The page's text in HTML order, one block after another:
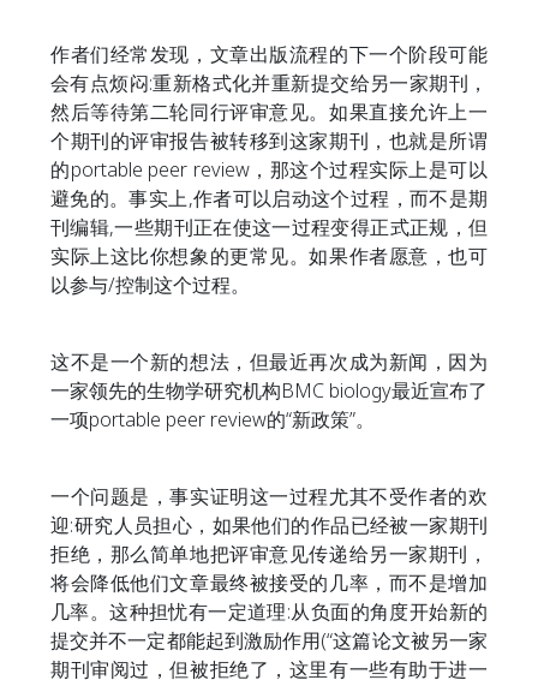
作者们经常发现，文章出版流程的下一个阶段可能
会有点烦闷:重新格式化并重新提交给另一家期刊，
然后等待第二轮同行评审意见。如果直接允许上一
个期刊的评审报告被转移到这家期刊，也就是所谓
的portable peer review，那这个过程实际上是可以
避免的。事实上,作者可以启动这个过程，而不是期
刊编辑,一些期刊正在使这一过程变得正式正规，但
实际上这比你想象的更常见。如果作者愿意，也可
以参与/控制这个过程。
这不是一个新的想法，但最近再次成为新闻，因为
一家领先的生物学研究机构BMC biology最近宣布了
一项portable peer review的“新政策”。
一个问题是，事实证明这一过程尤其不受作者的欢
迎:研究人员担心，如果他们的作品已经被一家期刊
拒绝，那么简单地把评审意见传递给另一家期刊，
将会降低他们文章最终被接受的几率，而不是增加
几率。这种担忧有一定道理:从负面的角度开始新的
提交并不一定都能起到激励作用(“这篇论文被另一家
期刊审阅过，但被拒绝了，这里有一些有助于进一